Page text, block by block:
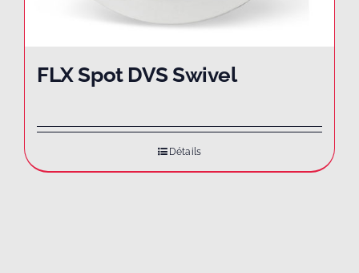
FLX Spot DVS Swivel
Détails